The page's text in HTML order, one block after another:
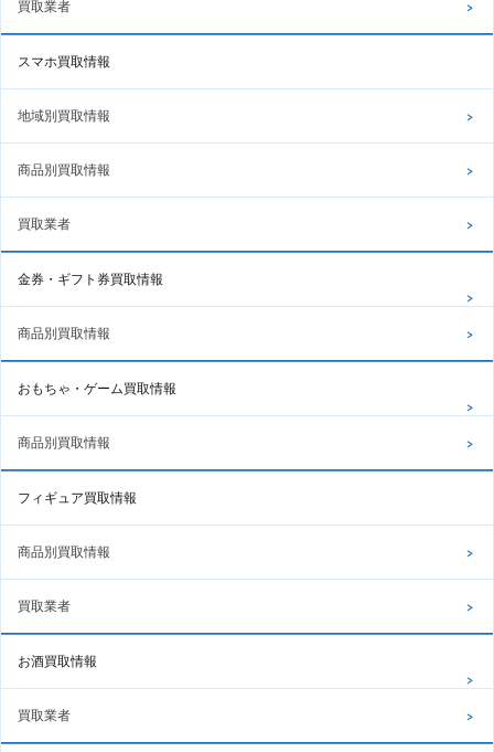
買取業者
スマホ買取情報
地域別買取情報
商品別買取情報
買取業者
金券・ギフト券買取情報
商品別買取情報
おもちゃ・ゲーム買取情報
商品別買取情報
フィギュア買取情報
商品別買取情報
買取業者
お酒買取情報
買取業者